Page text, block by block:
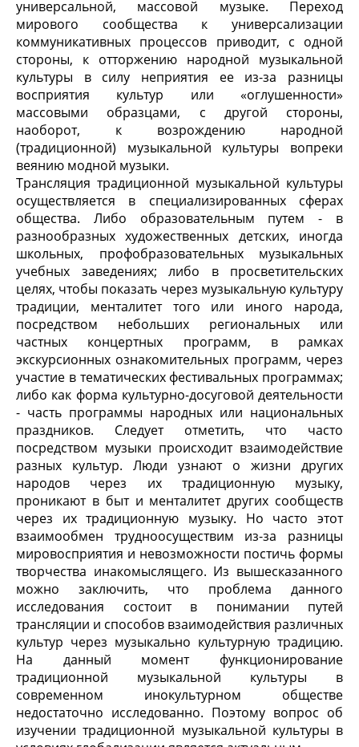
универсальной, массовой музыке. Переход
мирового сообщества к универсализации
коммуникативных процессов приводит, с одной
стороны, к отторжению народной музыкальной
культуры в силу неприятия ее из-за разницы
восприятия культур или «оглушенности»
массовыми образцами, с другой стороны,
наоборот, к возрождению народной
(традиционной) музыкальной культуры вопреки
веянию модной музыки.
Трансляция традиционной музыкальной культуры
осуществляется в специализированных сферах
общества. Либо образовательным путем - в
разнообразных художественных детских, иногда
школьных, профобразовательных музыкальных
учебных заведениях; либо в просветительских
целях, чтобы показать через музыкальную культуру
традиции, менталитет того или иного народа,
посредством небольших региональных или
частных концертных программ, в рамках
экскурсионных ознакомительных программ, через
участие в тематических фестивальных программах;
либо как форма культурно-досуговой деятельности
- часть программы народных или национальных
праздников. Следует отметить, что часто
посредством музыки происходит взаимодействие
разных культур. Люди узнают о жизни других
народов через их традиционную музыку,
проникают в быт и менталитет других сообществ
через их традиционную музыку. Но часто этот
взаимообмен трудноосуществим из-за разницы
мировосприятия и невозможности постичь формы
творчества инакомыслящего. Из вышесказанного
можно заключить, что проблема данного
исследования состоит в понимании путей
трансляции и способов взаимодействия различных
культур через музыкально культурную традицию.
На данный момент функционирование
традиционной музыкальной культуры в
современном инокультурном обществе
недостаточно исследованно. Поэтому вопрос об
изучении традиционной музыкальной культуры в